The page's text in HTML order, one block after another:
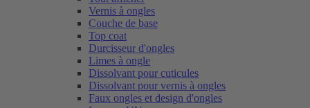
Vernis à ongles
Couche de base
Top coat
Durcisseur d'ongles
Limes à ongle
Dissolvant pour cuticules
Dissolvant pour vernis à ongles
Faux ongles et design d'ongles